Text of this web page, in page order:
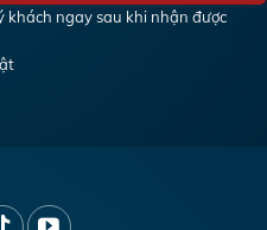
khách ngay sau khi nhận được